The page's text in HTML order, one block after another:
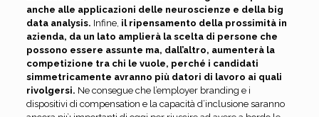
anche alle applicazioni delle neuroscienze e della big
data analysis. Infine, il ripensamento della prossimità in
azienda, da un lato amplierà la scelta di persone che
possono essere assunte ma, dall’altro, aumenterà la
competizione tra chi le vuole, perché i candidati
simmetricamente avranno più datori di lavoro ai quali
rivolgersi. Ne consegue che l’employer branding e i
dispositivi di compensation e la capacità d’inclusione saranno